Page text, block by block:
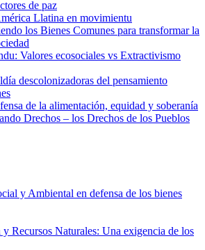
de paz
Llatina en movimientu
los Bienes Comunes para transformar la
Valores ecosociales vs Extractivismo
descolonizadoras del pensamiento
de la alimentación, equidad y soberanía
Drechos – los Drechos de los Pueblos
y Ambiental en defensa de los bienes
Recursos Naturales: Una exigencia de los